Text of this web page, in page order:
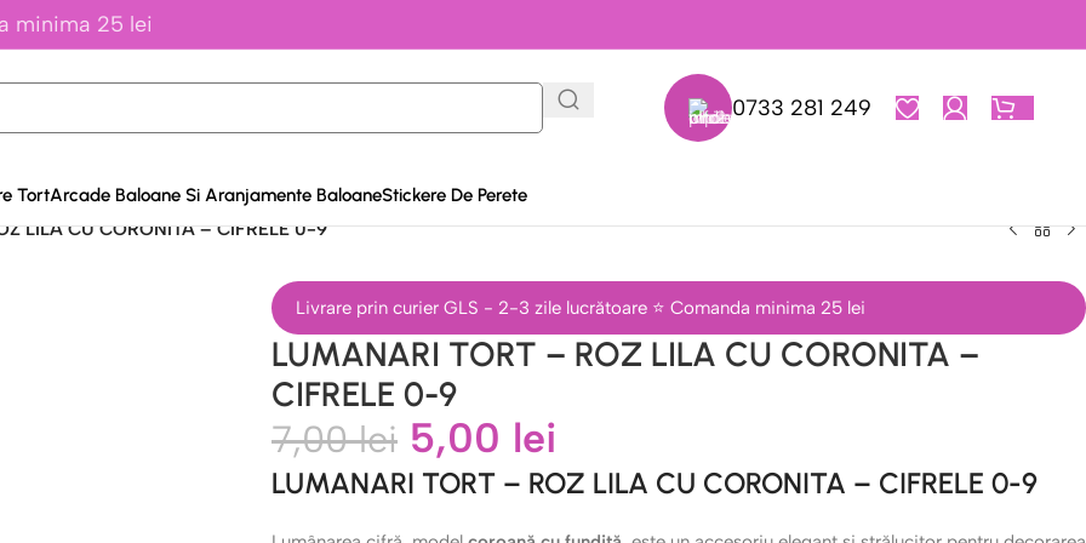
minima 25 lei
0733 281 249
TortArcade Baloane Si Aranjamente BaloaneStickere De Perete
LILA CU CORONITA – CIFRELE 0-9
Livrare prin curier GLS - 2-3 zile lucrătoare ⭐ Comanda minima 25 lei
LUMANARI TORT – ROZ LILA CU CORONITA –
CIFRELE 0-9
7,00lei 5,00 lei
LUMANARI TORT – ROZ LILA CU CORONITA – CIFRELE 0-9